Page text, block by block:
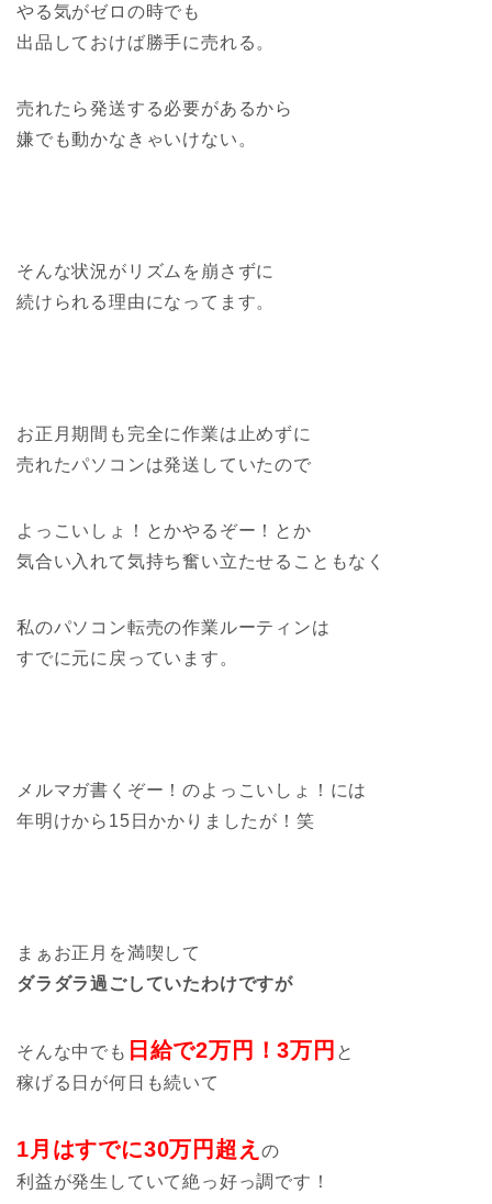
やる気がゼロの時でも
出品しておけば勝手に売れる。
売れたら発送する必要があるから
嫌でも動かなきゃいけない。
そんな状況がリズムを崩さずに
続けられる理由になってます。
お正月期間も完全に作業は止めずに
売れたパソコンは発送していたので
よっこいしょ！とかやるぞー！とか
気合い入れて気持ち奮い立たせることもなく
私のパソコン転売の作業ルーティンは
すでに元に戻っています。
メルマガ書くぞー！のよっこいしょ！には
年明けから15日かかりましたが！笑
まぁお正月を満喫して
ダラダラ過ごしていたわけですが
そんな中でも 日給で2万円！3万円 と
稼げる日が何日も続いて
1月はすでに30万円超え の
利益が発生していて絶っ好っ調です！